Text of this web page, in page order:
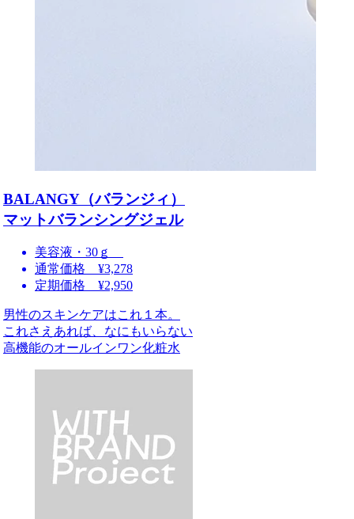
BALANGY（バランジィ）
マットバランシングジェル
美容液・30ｇ
通常価格 ¥3,278
定期価格 ¥2,950
男性のスキンケアはこれ１本。
これさえあれば、なにもいらない
高機能のオールインワン化粧水